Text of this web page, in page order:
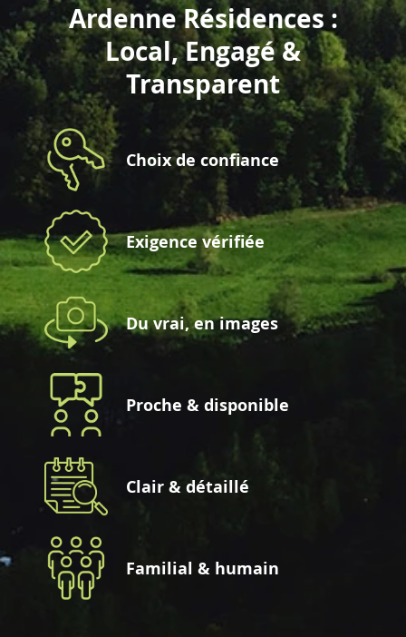
Ardenne Résidences :
Local, Engagé &
Transparent
Choix de confiance
Exigence vérifiée
Du vrai, en images
Proche & disponible
Clair & détaillé
Familial & humain